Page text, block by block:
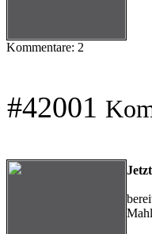
Kommentare: 2
#42001